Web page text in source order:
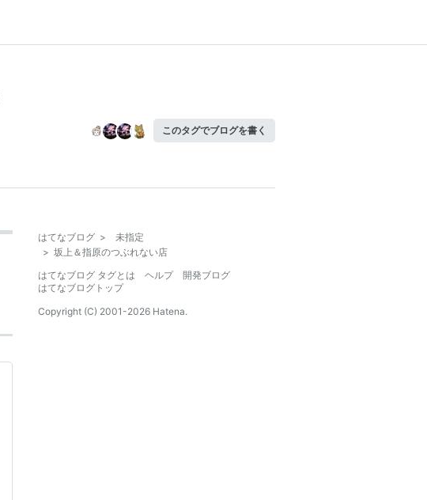
このタグでブログを書く
はてなブログ >
未指定
> 坂上＆指原のつぶれない店
はてなブログ タグとは
ヘルプ
開発ブログ
はてなブログトップ
Copyright (C) 2001-2026 Hatena.